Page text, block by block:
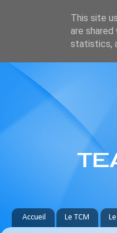
Accueil Le TCM
This site
are
statistics,